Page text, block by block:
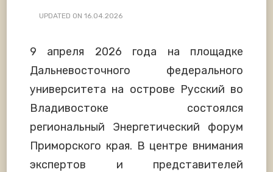
UPDATED ON 16.04.2026
9 апреля 2026 года на площадке
Дальневосточного федерального
университета на острове Русский во
Владивостоке состоялся
региональный Энергетический форум
Приморского края. В центре внимания
экспертов и представителей